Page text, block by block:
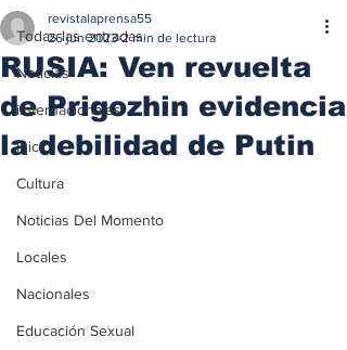
Todas las entradas
Noticias
iInternacionales
Inicio
Cultura
Noticias Del Momento
Locales
Nacionales
Educación Sexual
RUSIA: Ven revuelta
de Prigozhin evidencia
la debilidad de Putin
revistalaprensa55
26 jun 2023 2 min de lectura